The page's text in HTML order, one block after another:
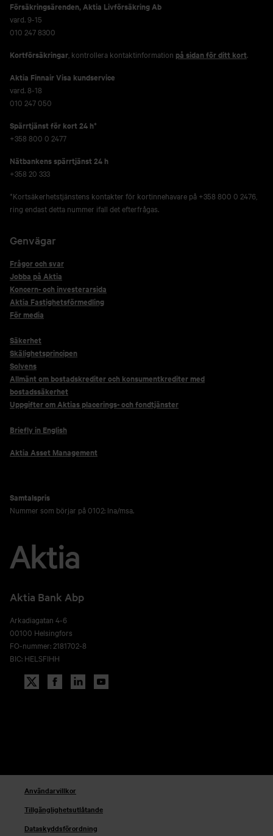
Försäkringsärenden,Aktia Livförsäkring Ab
vard. 9-15
010 247 8300
Kortförsäkringar , kontrollera kontaktinformation på sidan för ditt kort.
Aktia Finnair Visa kundservice
vard. 8-18
010 247 050
Spärrtjänst för kort 24 h*
+358 800 0 2477
Nätbankens spärrtjänst 24 h
+358 20 333
*Kortsäkerhetstjänstens kontakter för kortinnehavare på +358 800 0 2476,
ring endast detta nummer ifall det efterfrågas.
Genvägar
Frågor och svar
Jobba på Aktia
Koncern- och investerarsida
Aktia Fastighetsförmedling
För media
Säkerhet
Skälighetsprincipen
Solvens
Allmänt om bostadskrediter och konsumentkrediter med
bostadssäkerhet
Uppgifter om Aktias placerings- och fondtjänster
Briefly in English
Aktia Asset Management
Samtalspris
Nummer som börjar på 0102: lna/msa.
Aktia Bank Abp
Arkadiagatan 4-6
00100 Helsingfors
FO-nummer: 2181702-8
BIC: HELSFIHH
Användarvillkor
Tillgänglighetsutlåtande
Dataskyddsförordning